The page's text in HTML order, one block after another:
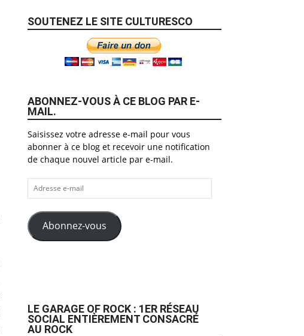
SOUTENEZ LE SITE CULTURESCO
ABONNEZ-VOUS À CE BLOG PAR E-
MAIL.
Saisissez votre adresse e-mail pour vous
abonner à ce blog et recevoir une notification
de chaque nouvel article par e-mail.
Adresse
e-
mail
Abonnez-vous
LE GARAGE OF ROCK : 1ER RÉSEAU
SOCIAL ENTIÈREMENT CONSACRÉ
AU ROCK